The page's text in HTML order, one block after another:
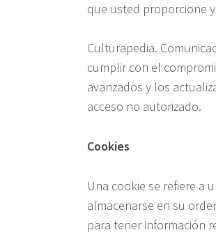
que usted proporcione
Culturapedia.
cumplir con el
avanzados y los
acceso no autorizado.
Cookies
Una cookie se refiere a
almacenarse en su
para tener información